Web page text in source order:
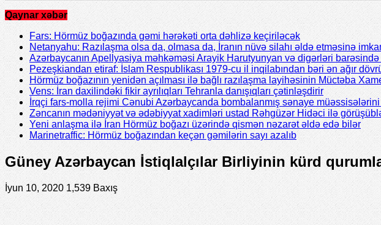
Qaynar xəbər
Fars: Hörmüz boğazında gəmi hərəkəti orta dəhlizə keçiriləcək
Netanyahu: Razılaşma olsa da, olmasa da, İranın nüvə silahı əldə etməsinə
Azərbaycanın Apellyasiya məhkəməsi Arayik Harutyunyan və digərləri
Pezeşkiandan etiraf: İslam Respublikası 1979-cu il inqilabından bəri ən ağır
Hörmüz boğazının yenidən açılması ilə bağlı razılaşma layihəsinin Müctəba
Vens: İran daxilindəki fikir ayrılıqları Tehranla danışıqları çətinləşdirir
İrqçi fars-molla rejimi Cənubi Azərbaycanda bombalanmış sənaye
Zəncanın mədəniyyət və ədəbiyyat xadimləri ustad Rəhgüzər Hidəci ilə
Yeni anlaşma ilə İran Hörmüz boğazı üzərində qismən nəzarət əldə edə bilər
Marinetraffic: Hörmüz boğazından keçən gəmilərin sayı azalıb
Güney Azərbaycan İstiqlalçılar Birliyinin kürd
İyun 10, 2020 1,539 Baxış